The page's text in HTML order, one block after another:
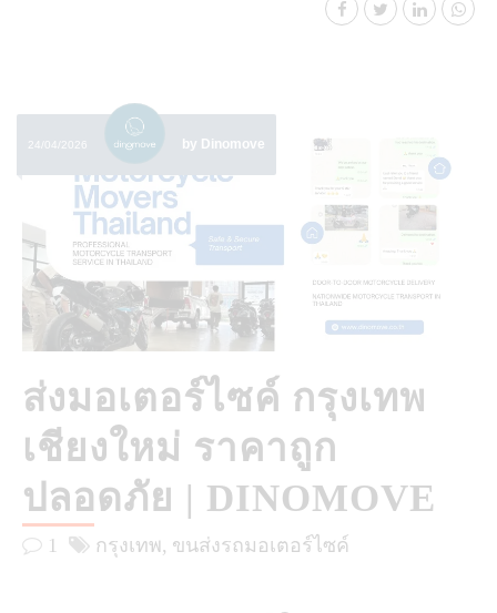
24/04/2026 by Dinomove
ส่งมอเตอร์ไซค์ กรุงเทพ
เชียงใหม่ ราคาถูก
ปลอดภัย | DINOMOVE
1 กรุงเทพ ขนส่งรถมอเตอร์ไซค์